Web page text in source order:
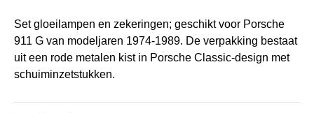
Set gloeilampen en zekeringen; geschikt voor Porsche
911 G van modeljaren 1974-1989. De verpakking bestaat ​​
uit een rode metalen kist in Porsche Classic-design met
schuiminzetstukken.